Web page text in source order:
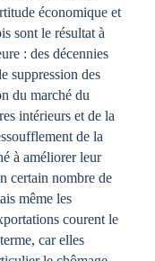
économique et
sont le résultat à
: des décennies
suppression des
du marché du
intérieurs et de la
de la
à améliorer leur
certain nombre de
même les
courent le
car elles